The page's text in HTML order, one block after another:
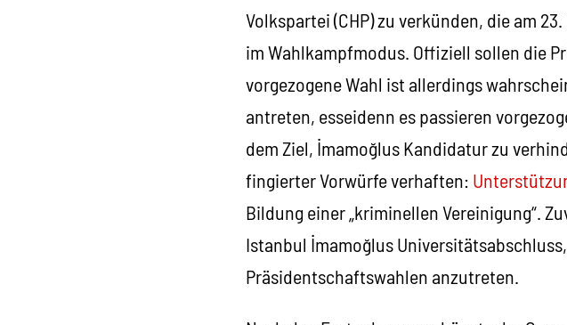
Volkspartei (CHP) zu verkünden, die am
im Wahlkampfmodus. Offiziell sollen die
vorgezogene Wahl ist allerdings
antreten, esseidenn es passieren
dem Ziel, İmamoğlus Kandidatur zu
fingierter Vorwürfe verhaften:
Bildung einer „kriminellen Vereinigung“.
Istanbul İmamoğlus
Präsidentschaftswahlen anzutreten.